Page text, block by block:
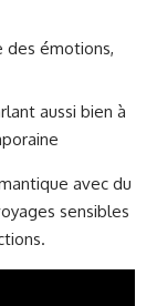
des émotions,
aussi bien à
avec du
sensibles